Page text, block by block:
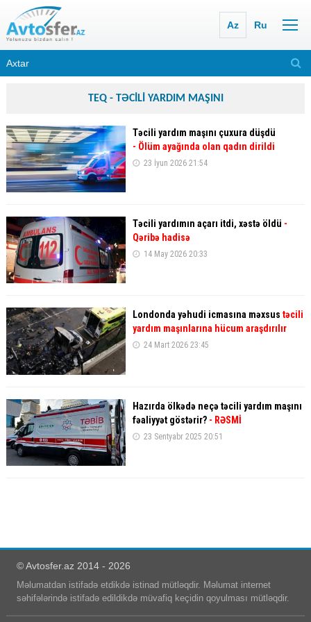
Az Ru
TEQ - TƏCİLİ YARDIM MAŞINI
Təcili yardım maşını çuxura düşdü
- Ölüm ayağında olan qadın dirildi
23 İyun 2026 21:54
Təcili yardımın açarı itdi, xəstə öldü -
Qəribə hadisə
14 May 2026 20:33
Londonda yəhudi icmasına məxsus təcili
yardım maşınlarına hücum araşdırılır
24 Mart 2026 23:45
Hazırda ölkədə neçə təcili yardım maşını
fəaliyyət göstərir? - RƏSMİ
23 Sentyabr 2025 20:51
© Avtosfer.az 2014 - 2026
Məlumatdan istifadə etdikdə istinad mütləqdir. Məlumat internet
səhifələrində istifadə edildikdə müvafiq keçidin qoyulması mütləqdir.